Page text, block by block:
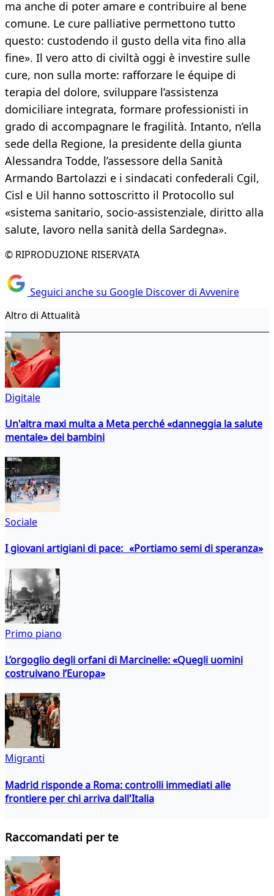
ma anche di poter amare e contribuire al bene
comune. Le cure palliative permettono tutto
questo: custodendo il gusto della vita fino alla
fine». Il vero atto di civiltà oggi è investire sulle
cure, non sulla morte: rafforzare le équipe di
terapia del dolore, sviluppare l’assistenza
domiciliare integrata, formare professionisti in
grado di accompagnare le fragilità. Intanto, n’ella
sede della Regione, la presidente della giunta
Alessandra Todde, l’assessore della Sanità
Armando Bartolazzi e i sindacati confederali Cgil,
Cisl e Uil hanno sottoscritto il Protocollo sul
«sistema sanitario, socio-assistenziale, diritto alla
salute, lavoro nella sanità della Sardegna».
© RIPRODUZIONE RISERVATA
Seguici anche su Google Discover di Avvenire
Altro di Attualità
Digitale
Un'altra maxi multa a Meta perché «danneggia la salute
mentale» dei bambini
Sociale
I giovani artigiani di pace: «Portiamo semi di speranza»
Primo piano
L’orgoglio degli orfani di Marcinelle: «Quegli uomini
costruivano l’Europa»
Migranti
Madrid risponde a Roma: controlli immediati alle
frontiere per chi arriva dall'Italia
Raccomandati per te